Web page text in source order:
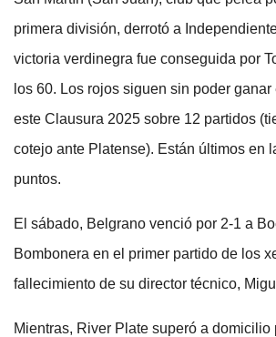
primera división, derrotó a
victoria verdinegra fue conseguida por
los 60. Los rojos siguen sin poder
este Clausura 2025 sobre 12 partidos
cotejo ante Platense). Están últimos en
puntos.
El sábado, Belgrano venció por 2-1 a
Bombonera en el primer partido de los
fallecimiento de su director técnico,
Mientras, River Plate superó a domicilio